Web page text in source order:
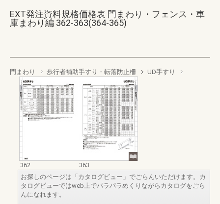
EXT発注資料規格価格表 門まわり・フェンス・車
庫まわり編 362-363(364-365)
門まわり 歩行者補助手すり・転落防止柵 UD手すり
362
363
お探しのページは「カタログビュー」でごらんいただけます。カ
タログビューではweb上でパラパラめくりながらカタログをごら
んになれます。